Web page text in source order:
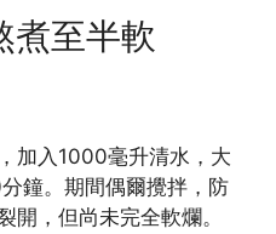
煮至半軟
加入1000毫升清水，大
鐘。期間偶爾攪拌，防
開，但尚未完全軟爛。